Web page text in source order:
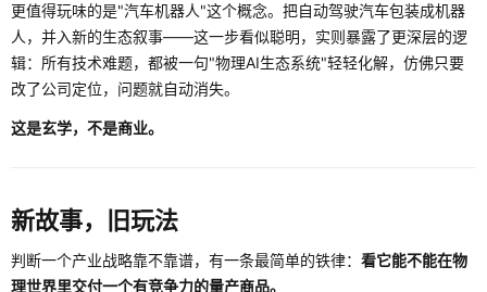
更值得玩味的是"汽车机器人"这个概念。把自动驾驶汽车包装成机器
人，并入新的生态叙事——这一步看似聪明，实则暴露了更深层的逻
辑：所有技术难题，都被一句"物理AI生态系统"轻轻化解，仿佛只要
改了公司定位，问题就自动消失。
这是玄学，不是商业。
新故事，旧玩法
判断一个产业战略靠不靠谱，有一条最简单的铁律： 看它能不能在物
理世界里交付一个有竞争力的量产商品。